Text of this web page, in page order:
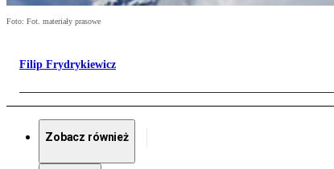
Foto: Fot. materiały prasowe
Filip Frydrykiewicz
Zobacz również